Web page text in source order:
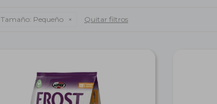
Tamaño: Pequeño Quitar filtros